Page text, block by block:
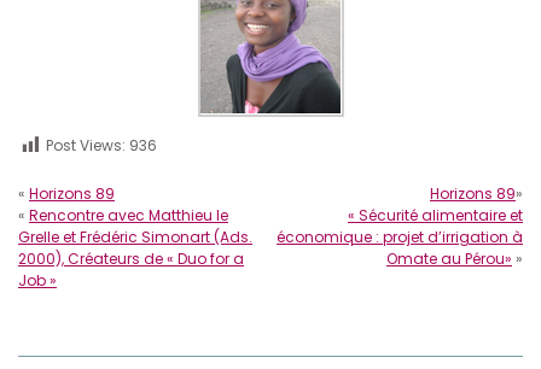
Post Views: 936
« Horizons 89
« Rencontre avec Matthieu le
Grelle et Frédéric Simonart (Ads.
2000), Créateurs de « Duo for a
Job »
Horizons 89»
« Sécurité alimentaire et
économique : projet d’irrigation à
Omate au Pérou» »